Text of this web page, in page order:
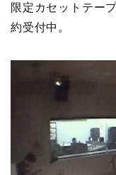
限定カセットテープ
約受付中。